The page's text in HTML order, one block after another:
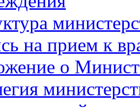
на прием к
о